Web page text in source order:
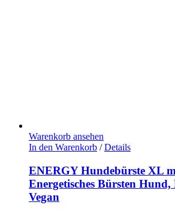
Warenkorb ansehen
In den Warenkorb / Details
ENERGY Hundebürste XL
Energetisches Bürsten
Vegan